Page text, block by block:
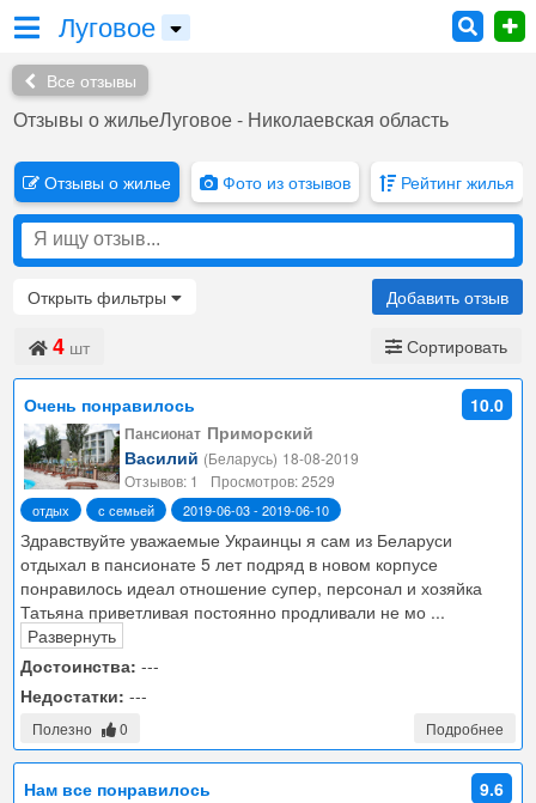
Луговое
Все отзывы
Отзывы о жильеЛуговое - Николаевская область
Отзывы о жилье Фото из отзывов Рейтинг жилья
Открыть фильтры Добавить отзыв
4 шт Сортировать
Очень понравилось 10.0
Пансионат Приморский
Василий (Беларусь) 18-08-2019
Отзывов: 1
Просмотров: 2529
отдых с семьей 2019-06-03 - 2019-06-10
Здравствуйте уважаемые Украинцы я сам из Беларуси
отдыхал в пансионате 5 лет подряд в новом корпусе
понравилось идеал отношение супер, персонал и хозяйка
Татьяна приветливая постоянно продливали не мо ...
Развернуть
Достоинства: ---
Недостатки: ---
Полезно 0 Подробнее
Нам все понравилось 9.6